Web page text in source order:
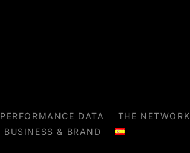
PERFORMANCE DATA
THE NETWORK
BUSINESS & BRAND